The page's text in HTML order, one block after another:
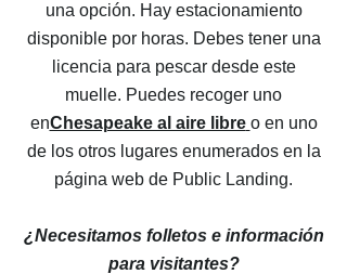
una opción. Hay estacionamiento
disponible por horas. Debes tener una
licencia para pescar desde este
muelle. Puedes recoger uno
enChesapeake al aire libre o en uno
de los otros lugares enumerados en la
página web de Public Landing.
¿Necesitamos folletos e información
para visitantes?